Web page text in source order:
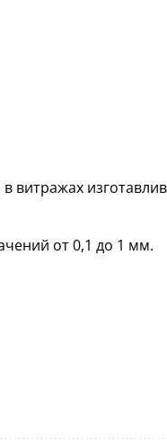
витражах
от 0,1 до 1 мм.